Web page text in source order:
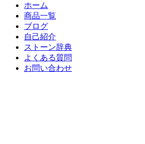
ホーム
商品一覧
ブログ
自己紹介
ストーン辞典
よくある質問
お問い合わせ